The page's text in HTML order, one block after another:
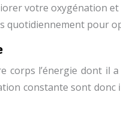
votre oxygénation
quotidiennement pour
l’énergie dont il
constante sont